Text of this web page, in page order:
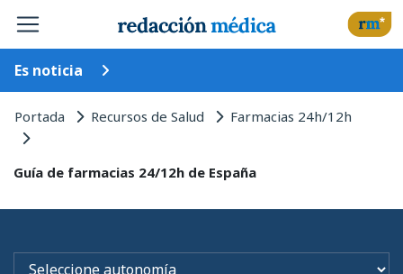
Es noticia
Portada Recursos de Salud Farmacias 24h/12h
Guía de farmacias 24/12h de España